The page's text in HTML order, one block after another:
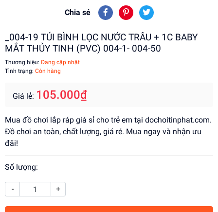
Chia sẻ
_004-19 TÚI BÌNH LỌC NƯỚC TRÂU + 1C BABY
MẮT THỦY TINH (PVC) 004-1- 004-50
Thương hiệu: Đang cập nhật
Tình trạng: Còn hàng
Giá lẻ: 105.000₫
Mua đồ chơi lắp ráp giá sỉ cho trẻ em tại dochoitinphat.com.
Đồ chơi an toàn, chất lượng, giá rẻ. Mua ngay và nhận ưu
đãi!
Số lượng:
- +